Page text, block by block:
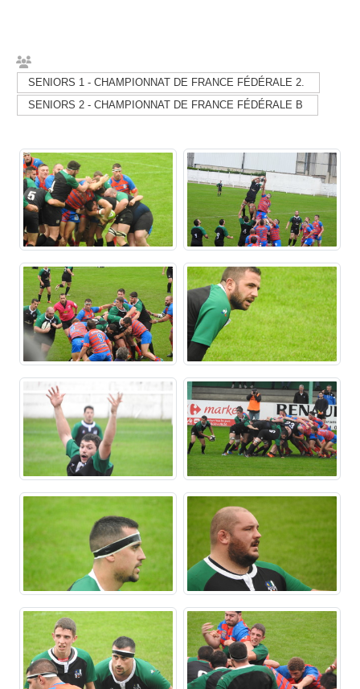
SENIORS 1 - CHAMPIONNAT DE FRANCE FÉDÉRALE 2.
SENIORS 2 - CHAMPIONNAT DE FRANCE FÉDÉRALE B